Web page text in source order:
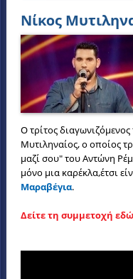
Νίκος
Ο τρίτος
Μυτιληναίος, ο οποίος
μαζί σου" του Αντώνη
μόνο μια καρέκλα,έτσι
Μαραβέγια.
Δείτε τη συμμετοχή